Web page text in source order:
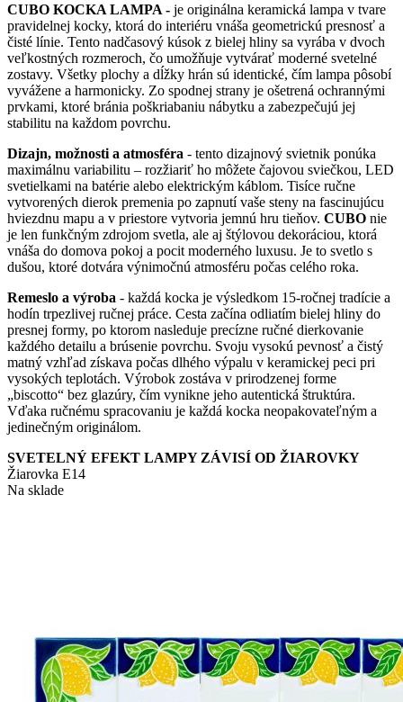
CUBO KOCKA LAMPA - je originálna keramická lampa v tvare
pravidelnej kocky, ktorá do interiéru vnáša geometrickú presnosť a
čisté línie. Tento nadčasový kúsok z bielej hliny sa vyrába v dvoch
veľkostných rozmeroch, čo umožňuje vytvárať moderné svetelné
zostavy. Všetky plochy a dĺžky hrán sú identické, čím lampa pôsobí
vyvážene a harmonicky. Zo spodnej strany je ošetrená ochrannými
prvkami, ktoré bránia poškriabaniu nábytku a zabezpečujú jej
stabilitu na každom povrchu.
Dizajn, možnosti a atmosféra - tento dizajnový svietnik ponúka
maximálnu variabilitu – rozžiariť ho môžete čajovou sviečkou, LED
svetielkami na batérie alebo elektrickým káblom. Tisíce ručne
vytvorených dierok premenia po zapnutí vaše steny na fascinujúcu
hviezdnu mapu a v priestore vytvoria jemnú hru tieňov. CUBO nie
je len funkčným zdrojom svetla, ale aj štýlovou dekoráciou, ktorá
vnáša do domova pokoj a pocit moderného luxusu. Je to svetlo s
dušou, ktoré dotvára výnimočnú atmosféru počas celého roka.
Remeslo a výroba - každá kocka je výsledkom 15-ročnej tradície a
hodín trpezlivej ručnej práce. Cesta začína odliatím bielej hliny do
presnej formy, po ktorom nasleduje precízne ručné dierkovanie
každého detailu a brúsenie povrchu. Svoju vysokú pevnosť a čistý
matný vzhľad získava počas dlhého výpalu v keramickej peci pri
vysokých teplotách. Výrobok zostáva v prirodzenej forme
„biscotto“ bez glazúry, čím vynikne jeho autentická štruktúra.
Vďaka ručnému spracovaniu je každá kocka neopakovateľným a
jedinečným originálom.
SVETELNÝ EFEKT LAMPY ZÁVISÍ OD ŽIAROVKY
Žiarovka E14
Na sklade